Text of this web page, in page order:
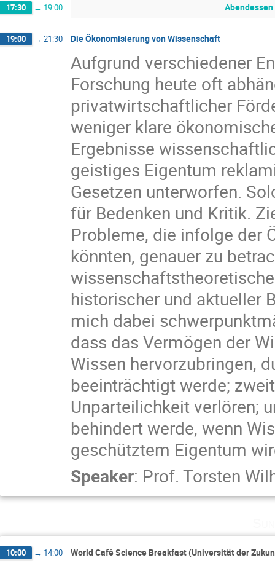
17:30 → 19:00 Abendessen
19:00 → 21:30 Die Ökonomisierung von Wissenschaft
Aufgrund verschiedener
Forschung heute oft
privatwirtschaftlicher
weniger klare
Ergebnisse
geistiges Eigentum
Gesetzen unterworfen.
für Bedenken und Kritik.
Probleme, die infolge der
könnten, genauer zu
historischer und aktueller
mich dabei
dass das Vermögen der
Wissen hervorzubringen,
beeinträchtigt werde;
Unparteilichkeit verlören;
behindert werde, wenn
geschütztem Eigentum
Speaker: Prof. Torsten
10:00 → 14:00 World Café Science Breakfast (Universität der